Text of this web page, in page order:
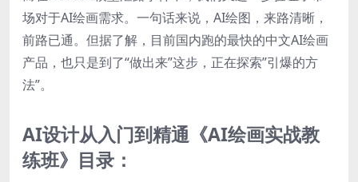
场对于AI绘画需求。一句话来说，AI绘图，来路清晰，
前路已通。但据了解，目前国内跑的最快的中文AI绘画
产品，也只是到了“做出来”这步，正在探索”引爆的方
法”。
AI设计从入门到精通《AI绘画实战教
练班》目录：